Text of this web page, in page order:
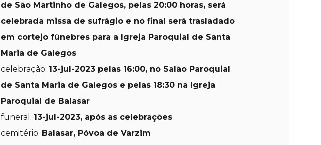
de São Martinho de Galegos, pelas 20:00 horas, será
celebrada missa de sufrágio e no final será trasladado
em cortejo fúnebres para a Igreja Paroquial de Santa
Maria de Galegos
celebração: 13-jul-2023 pelas 16:00, no Salão Paroquial
de Santa Maria de Galegos e pelas 18:30 na Igreja
Paroquial de Balasar
funeral: 13-jul-2023, após as celebrações
cemitério: Balasar, Póvoa de Varzim